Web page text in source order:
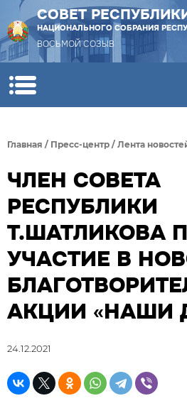
СОВЕТ
НАЦИОНАЛЬНОГО СОБРАНИЯ
ВОСЬМОЙ СОЗЫВ
Главная / Пресс-центр / Лента
ЧЛЕН СОВЕТА
РЕСПУБЛИКИ
Т.ШАТЛИКОВА
УЧАСТИЕ В
АКЦИИ «НАШИ
24.12.2021